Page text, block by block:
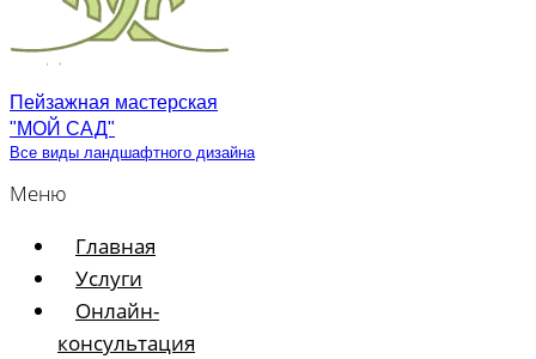
Пейзажная мастерская
"МОЙ САД"
Все виды ландшафтного дизайна
Меню
Главная
Услуги
Онлайн-
консультация